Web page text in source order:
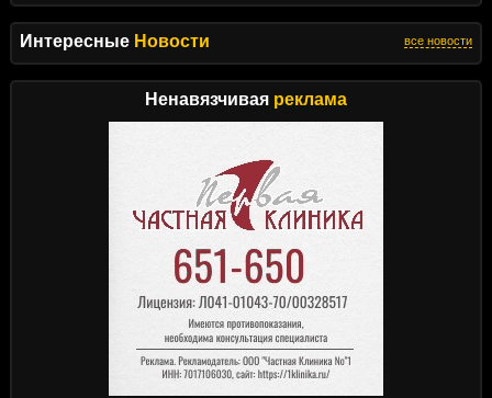
Интересные Новости все новости
Ненавязчивая реклама